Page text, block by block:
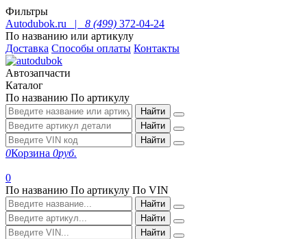
Фильтры
Autodubok.ru |
8 (499) 372-04-24
По названию или артикулу
Доставка Способы оплаты Контакты
Автозапчасти
Каталог
По названию По артикулу
Найти
Найти
Найти
0Корзина 0руб.
0
По названию По артикулу По VIN
Найти
Найти
Найти